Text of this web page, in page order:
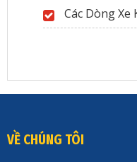
Các Dòng Xe
VỀ CHÚNG TÔI